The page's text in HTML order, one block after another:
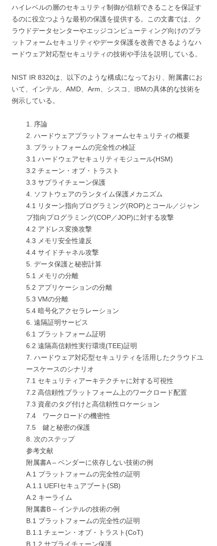
ハイレベルの層のセキュリティ制御が信頼できることを保証す
るのに役立つような最初の保護を提供する。この文書では、ク
ラウドデータセンターやエッジコンピューティング向けのプラ
ットフォームセキュリティやデータ保護を改善できるようなハ
ードウェア対応型セキュリティの技術や手法を説明している。
NIST IR 8320は、以下のような構成になっており、附属書にお
いて、インテル、AMD、Arm、シスコ、IBMの具体的な技術を
例示している。
1. 序論
2. ハードウェアプラットフォームセキュリティの概要
3. プラットフォームの完全性の検証
3.1 ハードウェアセキュリティモジュール(HSM)
3.2 チェーン・オブ・トラスト
3.3 サプライチェーン保護
4. ソフトウェアのランタイム保護メカニズム
4.1 リターン指向プログラミング(ROP)とコール／ジャン
プ指向プログラミング(COP／JOP)に対する攻撃
4.2 アドレス変換攻撃
4.3 メモリ安全性違反
4.4 サイドチャネル攻撃
5. データ保護と秘密計算
5.1 メモリの分離
5.2 アプリケーションの分離
5.3 VMの分離
5.4 暗号化アクセラレーション
6. 遠隔証明サービス
6.1 プラットフォーム証明
6.2 遠隔高信頼性実行環境(TEE)証明
7. ハードウェア対応型セキュリティを活用したクラウドユ
ースケースのシナリオ
7.1 セキュリティアーキテクチャに対する可視性
7.2 高信頼性プラットフォーム上のワークロード配置
7.3 資産のタグ付けと高信頼性ロケーション
7.4 ワークロードの機密性
7.5 鍵と秘密の保護
8. 次のステップ
参考文献
附属書A – ベンダーに依存しない技術の例
A.1 プラットフォームの完全性の証明
A.1.1 UEFIセキュアブート(SB)
A.2 キーライム
附属書B – インテルの技術の例
B.1 プラットフォームの完全性の証明
B.1.1 チェーン・オブ・トラスト(CoT)
B.1.2 サプライチェーン保護